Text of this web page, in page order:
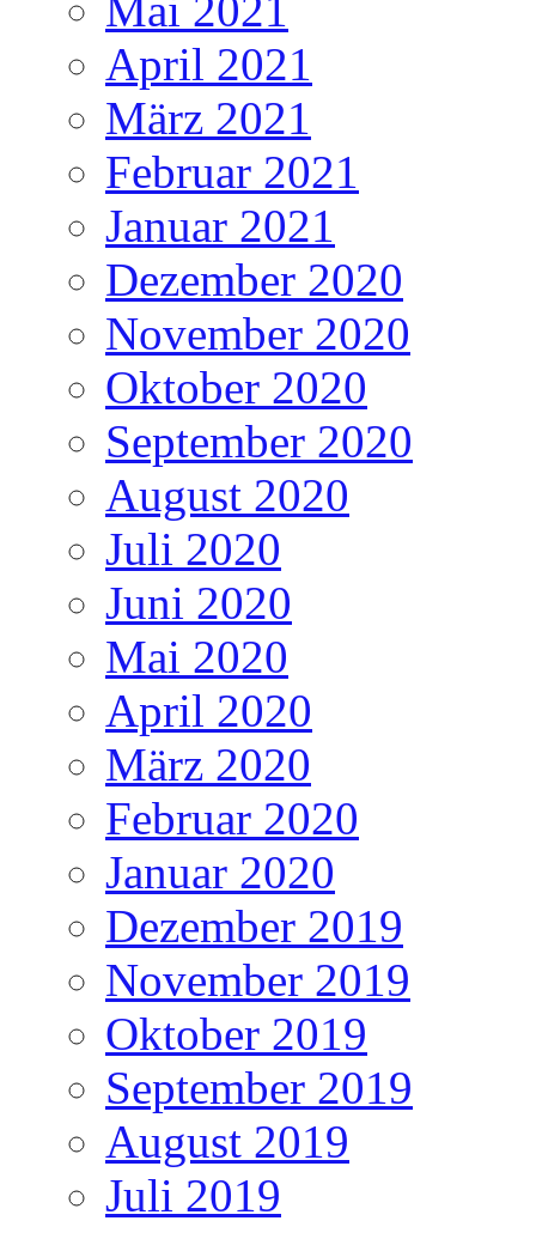
April 2021
März 2021
Februar 2021
Januar 2021
Dezember 2020
November 2020
Oktober 2020
September 2020
August 2020
Juli 2020
Juni 2020
Mai 2020
April 2020
März 2020
Februar 2020
Januar 2020
Dezember 2019
November 2019
Oktober 2019
September 2019
August 2019
Juli 2019